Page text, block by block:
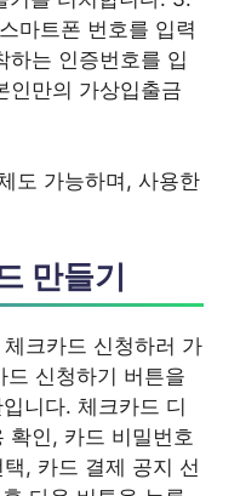
마트폰 번호를 입력
하는 인증번호를 입
인만의 가상입출금
도 가능하며, 사용한
만들기
크카드 신청하러 가
신청하기 버튼을
니다. 체크카드 디
확인, 카드 비밀번호
, 카드 결제 공지 선